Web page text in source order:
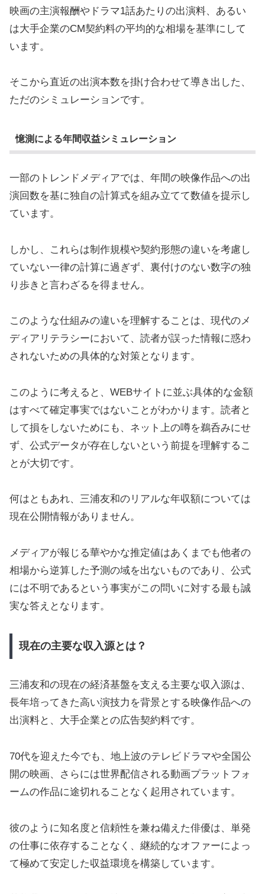
映画の主演報酬やドラマ1話あたりの出演料、あるい
は大手企業のCM契約料の平均的な相場を基準にして
います。
そこから直近の出演本数を掛け合わせて導き出した、
ただのシミュレーションです。
憶測による年間収益シミュレーション
一部のトレンドメディアでは、年間の映像作品への出
演回数を基に独自の計算式を組み立てて数値を提示し
ています。
しかし、これらは制作規模や契約形態の違いを考慮し
ていない一律の計算に過ぎず、裏付けのない数字の独
り歩きと言わざるを得ません。
このような仕組みの違いを理解することは、現代のメ
ディアリテラシーにおいて、読者が誤った情報に惑わ
されないための具体的な対策となります。
このように考えると、WEBサイトに並ぶ具体的な金額
はすべて確定事実ではないことがわかります。読者と
して損をしないためにも、ネット上の噂を鵜呑みにせ
ず、公式データが存在しないという前提を理解するこ
とが大切です。
何はともあれ、三浦友和のリアルな年収額については
現在公開情報がありません。
メディアが報じる華やかな推定値はあくまでも他者の
相場から逆算した予測の域を出ないものであり、公式
には不明であるという事実がこの問いに対する最も誠
実な答えとなります。
現在の主要な収入源とは？
三浦友和の現在の経済基盤を支える主要な収入源は、
長年培ってきた高い演技力を背景とする映像作品への
出演料と、大手企業との広告契約料です。
70代を迎えた今でも、地上波のテレビドラマや全国公
開の映画、さらには世界配信される動画プラットフォ
ームの作品に途切れることなく起用されています。
彼のように知名度と信頼性を兼ね備えた俳優は、単発
の仕事に依存することなく、継続的なオファーによっ
て極めて安定した収益環境を構築しています。